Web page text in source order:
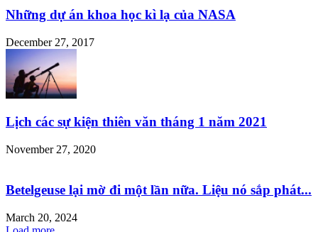
Những dự án khoa học kì lạ của NASA
December 27, 2017
Lịch các sự kiện thiên văn tháng 1 năm 2021
November 27, 2020
Betelgeuse lại mờ đi một lần nữa. Liệu nó sắp phát...
March 20, 2024